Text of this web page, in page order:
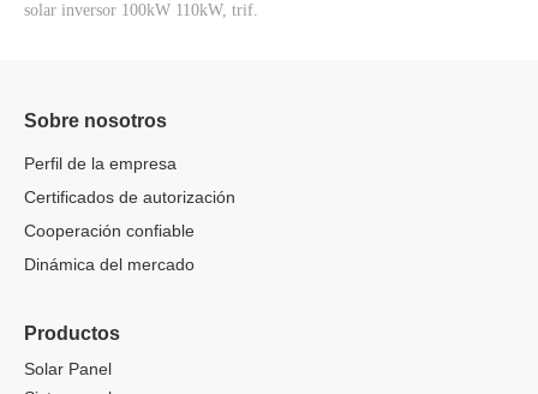
solar inversor 100kW 110kW, trif.
Sobre nosotros
Perfil de la empresa
Certificados de autorización
Cooperación confiable
Dinámica del mercado
Productos
Solar Panel